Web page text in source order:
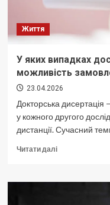
Життя
У яких випадках
можливість
23.04.2026
Докторська
у кожного другого
дистанції. Сучасний
Читати даліДокладніше
яких